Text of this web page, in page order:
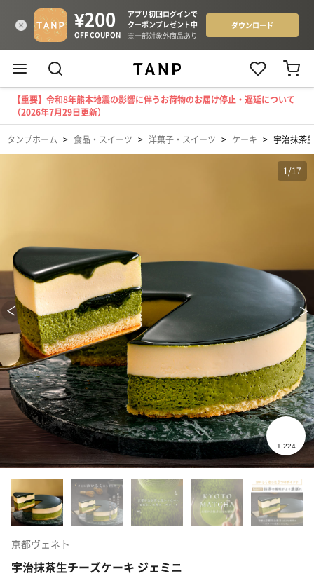
【重要】令和8年熊本地震の影響に伴うお荷物のお届け停止・遅延について
（2026年7月29日更新）
タンプホーム > 食品・スイーツ > 洋菓子・スイーツ > ケーキ > 宇治抹茶
1/17
京都ヴェネト
宇治抹茶生チーズケーキ ジェミニ